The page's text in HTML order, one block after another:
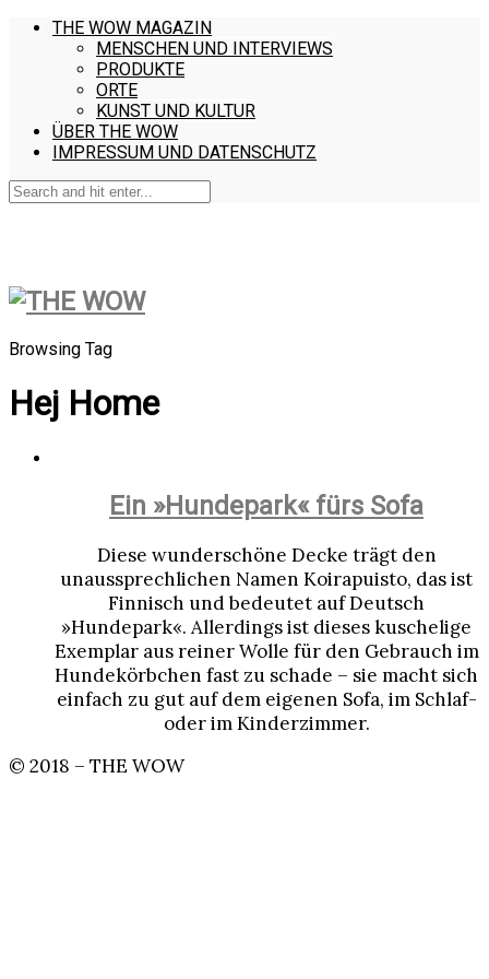
THE WOW MAGAZIN
MENSCHEN UND INTERVIEWS
PRODUKTE
ORTE
KUNST UND KULTUR
ÜBER THE WOW
IMPRESSUM UND DATENSCHUTZ
Browsing Tag
Hej Home
Ein »Hundepark« fürs Sofa
Diese wunderschöne Decke trägt den
unaussprechlichen Namen Koirapuisto, das ist
Finnisch und bedeutet auf Deutsch
»Hundepark«. Allerdings ist dieses kuschelige
Exemplar aus reiner Wolle für den Gebrauch im
Hundekörbchen fast zu schade – sie macht sich
einfach zu gut auf dem eigenen Sofa, im Schlaf-
oder im Kinderzimmer.
© 2018 – THE WOW